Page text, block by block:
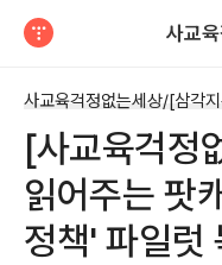
사교
사교육걱정없는세상/[삼각
[사교육걱정
읽어주는 팟
정책' 파일럿